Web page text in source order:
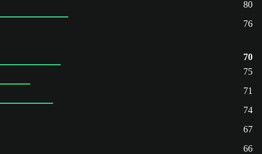
80
76
70
75
71
74
67
66